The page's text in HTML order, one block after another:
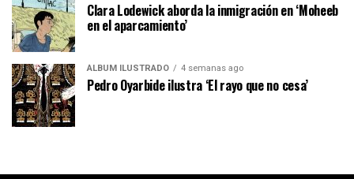
Clara Lodewick aborda la inmigración en ‘Moheeb
en el aparcamiento’
ÁLBUM ILUSTRADO 4 semanas ago
Pedro Oyarbide ilustra ‘El rayo que no cesa’